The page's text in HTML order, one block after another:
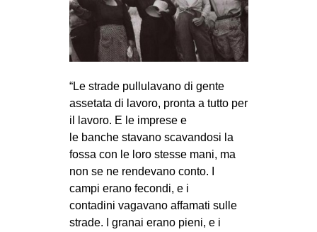
ZAM
MILANO
SPAZI
SPORT POPOLARE
MOVIMENTI
AMBIENTE
ANTIFASCISMO
DIRITTO ALL’ABITARE
“Le strade pullulavano di gente
assetata di lavoro, pronta a tutto per
il lavoro. E le imprese e
le banche stavano scavandosi la
fossa con le loro stesse mani, ma
non se ne rendevano conto. I
campi erano fecondi, e i
contadini vagavano affamati sulle
strade. I granai erano pieni, e i